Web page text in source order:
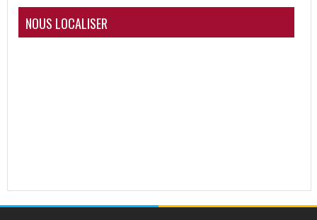
NOUS LOCALISER